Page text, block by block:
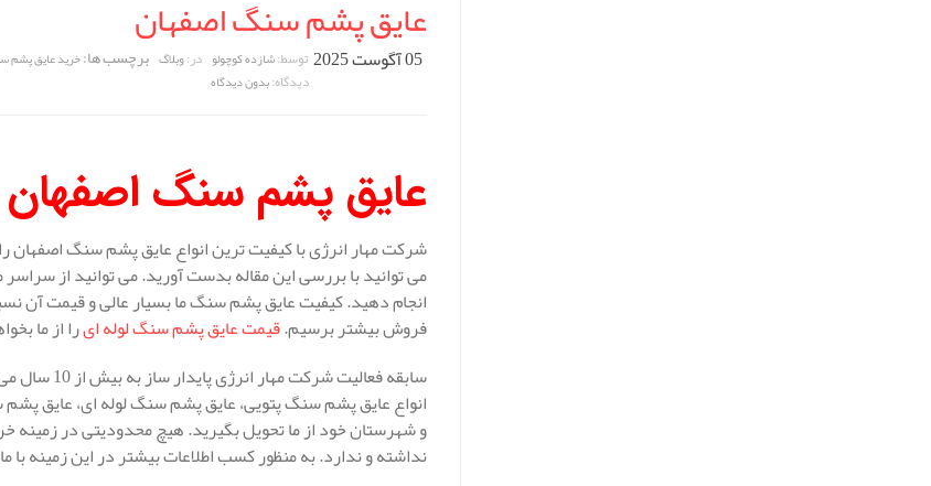
عایق پشم سنگ اصفهان
05 آگوست 2025 توسط:شازده کوچولو در:وبلاگ برچسب ها:خرید عایق پشم
دیدگاه:بدون دیدگاه
عایق پشم سنگ اصفهان
شرکت مهار انرژی با کیفیت ترین انواع عایق پشم سنگ
می توانید با بررسی این مقاله بدست آورید. می توانید از
انجام دهید. کیفیت عایق پشم سنگ ما بسیار عالی و قیمت آن
فروش بیشتر برسیم.قیمت عایق پشم سنگ لوله ایرا از ما
سابقه
انواع عایق پشم سنگ پتویی، عایق پشم سنگ لوله ای، عایق
و شهرستان خود از ما تحویل بگیرید. هیچ محدودیتی در
نداشته و ندارد. به منظور کسب اطلاعات بیشتر در این زمینه با